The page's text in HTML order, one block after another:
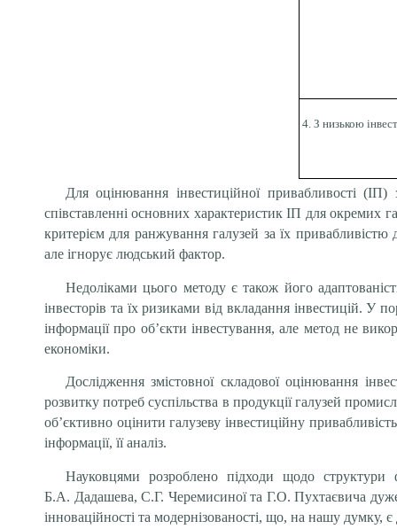
4. З низькою
Для оцінюванняінвестиційної привабливості
співставленні основних характеристик ІП для окремих
критерієм для ранжування галузей за їх
але ігнорує людський фактор.
Недоліками цього методу є також його
інвесторів та їх ризиками від вкладання інвестицій. У
інформації про об’єкти інвестування, але метод не
економіки.
Дослідження змістовної складової оцінювання
розвитку потреб суспільства в продукції галузей
об’єктивно оцінити галузеву інвестиційну
інформації, її аналіз.
Науковцями розроблено підходи щодо структури
Б.А. Дадашева, С.Г. Черемисиної та Г.О. Пухтаєвича дуже
інноваційності та модернізованості, що, на нашу думку,